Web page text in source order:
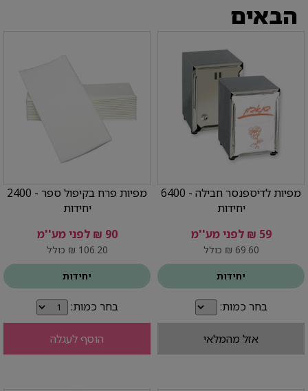
הבאים
מפיות לדיספנסר חבילה - 6400
יחידות
59 ₪ לפני מע''מ
69.60 ₪ כולל
יחידות
בחר כמות:
אזל מהמלאי
מפיות פרח בקיפול ספר - 2400
יחידות
90 ₪ לפני מע''מ
106.20 ₪ כולל
יחידות
בחר כמות:
הוסף לעגלה